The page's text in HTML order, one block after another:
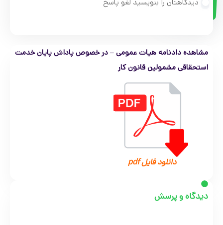
دیدگاهتان را بنویسید لغو پاسخ
مشاهده دادنامه هیات عمومی – در خصوص پاداش پایان خدمت
استحقاقی مشمولین قانون کار
دانلود فایل pdf
دیدگاه و پرسش